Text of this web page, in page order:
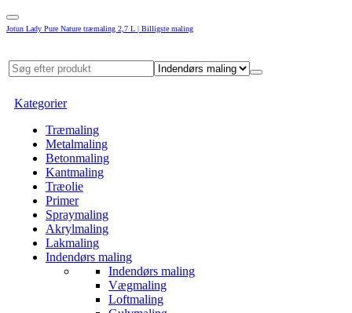
Jotun Lady Pure Nature træmaling 2,7 L | Billigste maling
Kategorier
Træmaling
Metalmaling
Betonmaling
Kantmaling
Træolie
Primer
Spraymaling
Akrylmaling
Lakmaling
Indendørs maling
Indendørs maling
Vægmaling
Loftmaling